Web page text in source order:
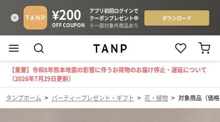
【重要】令和8年熊本地震の影響に伴うお荷物のお届け停止・遅延について
（2026年7月29日更新）
タンプホーム > パーティープレゼント・ギフト > 花・植物 > 対象商品（価